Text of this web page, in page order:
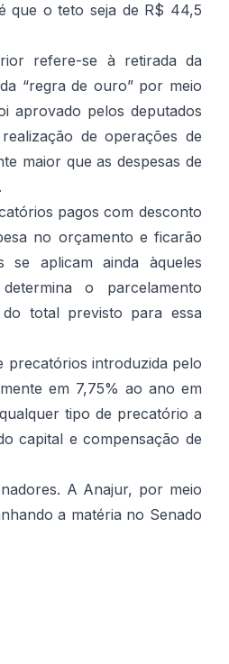
que o teto seja de R$ 44,5
refere-se à retirada da
“regra de ouro” por meio
aprovado pelos deputados
de operações de
maior que as despesas de
pagos com desconto
no orçamento e ficarão
aplicam ainda àqueles
o parcelamento
total previsto para essa
precatórios introduzida pelo
em 7,75% ao ano em
tipo de precatório a
capital e compensação de
A Anajur, por meio
a matéria no Senado